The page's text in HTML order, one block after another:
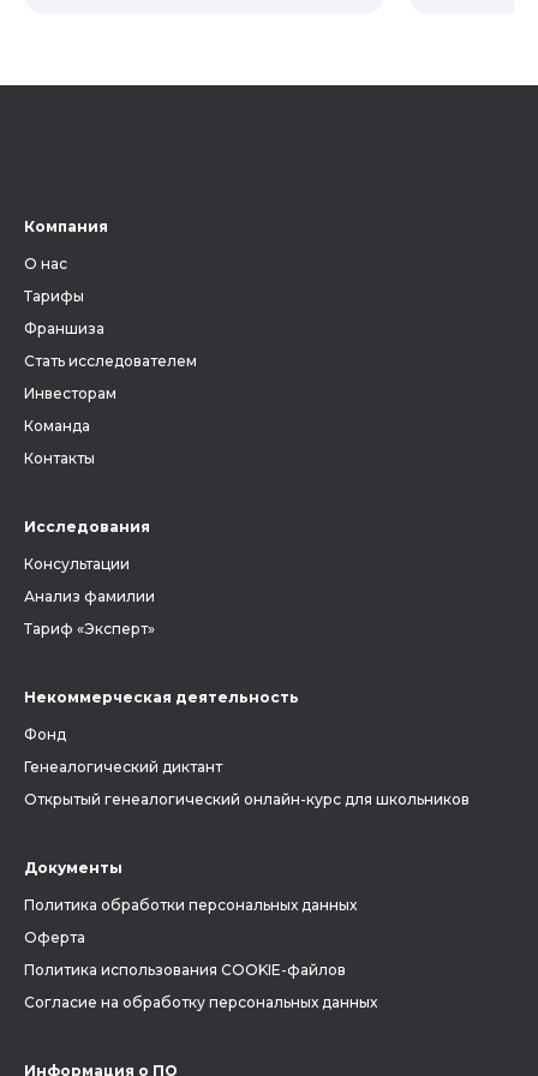
ключевым фактором, без
документы, связанные с
людьми, которых вы ищете.
ли
Компания
О нас
Тарифы
Франшиза
Стать исследователем
Инвесторам
Команда
Контакты
Исследования
Консультации
Анализ фамилии
Тариф «Эксперт»
Некоммерческая деятельность
Фонд
Генеалогический диктант
Открытый генеалогический онлайн-курс для школьников
Документы
Политика обработки персональных данных
Оферта
Политика использования COOKIE-файлов
Согласие на обработку персональных данных
Информация о ПО